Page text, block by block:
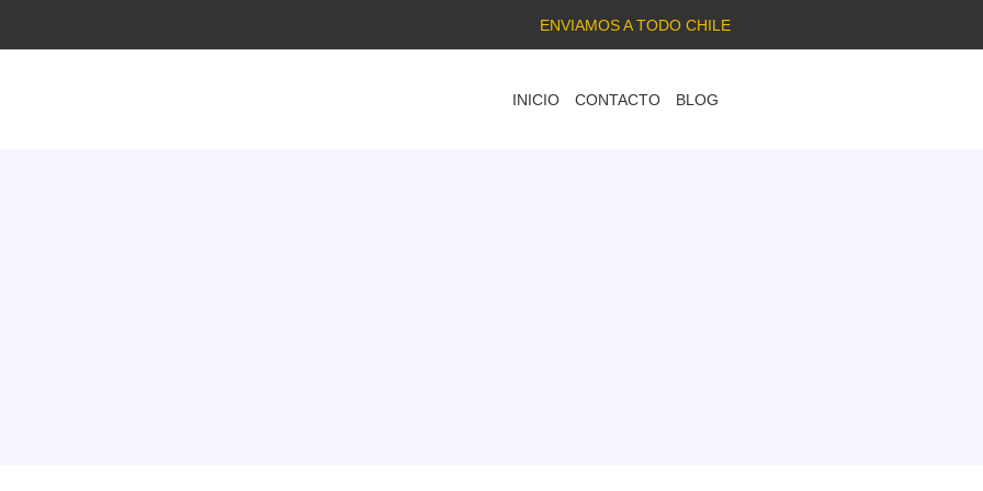
ENVIAMOS A TODO CHILE
INICIO CONTACTO BLOG